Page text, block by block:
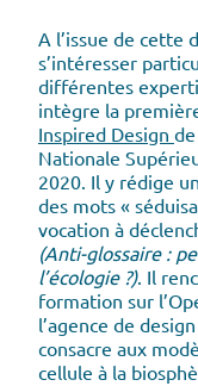
A l’issue de cette
s’intéresser
différentes
intègre la
Inspired Design de
Nationale
2020. Il y rédige
des mots «
vocation à
(Anti-glossaire :
l’écologie ?). Il
formation sur
l’agence de
consacre aux
cellule à la